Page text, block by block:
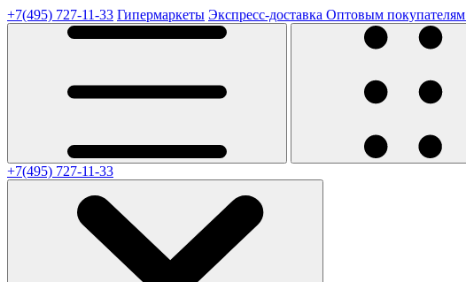
+7(495) 727-11-33 Гипермаркеты Экспресс-доставка Оптовым покупателям
+7(495) 727-11-33